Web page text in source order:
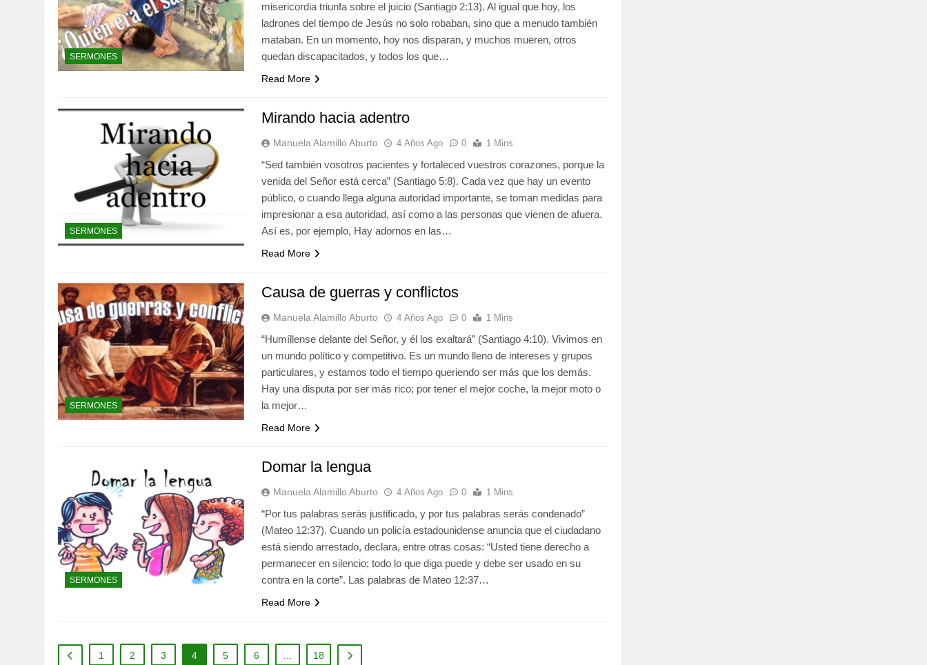
SERMONES
misericordia triunfa sobre el juicio (Santiago 2:13). Al igual que hoy, los
ladrones del tiempo de Jesús no solo robaban, sino que a menudo también
mataban. En un momento, hoy nos disparan, y muchos mueren, otros
quedan discapacitados, y todos los que…
Read More
SERMONES
Mirando hacia adentro
Manuela Alamillo Aburto 4 Años Ago 0 1 Mins
“Sed también vosotros pacientes y fortaleced vuestros corazones, porque la
venida del Señor está cerca” (Santiago 5:8). Cada vez que hay un evento
público, o cuando llega alguna autoridad importante, se toman medidas para
impresionar a esa autoridad, así como a las personas que vienen de afuera.
Así es, por ejemplo, Hay adornos en las…
Read More
SERMONES
Causa de guerras y conflictos
Manuela Alamillo Aburto 4 Años Ago 0 1 Mins
“Humíllense delante del Señor, y él los exaltará” (Santiago 4:10). Vivimos en
un mundo político y competitivo. Es un mundo lleno de intereses y grupos
particulares, y estamos todo el tiempo queriendo ser más que los demás.
Hay una disputa por ser más rico; por tener el mejor coche, la mejor moto o
la mejor…
Read More
SERMONES
Domar la lengua
Manuela Alamillo Aburto 4 Años Ago 0 1 Mins
“Por tus palabras serás justificado, y por tus palabras serás condenado”
(Mateo 12:37). Cuando un policía estadounidense anuncia que el ciudadano
está siendo arrestado, declara, entre otras cosas: “Usted tiene derecho a
permanecer en silencio; todo lo que diga puede y debe ser usado en su
contra en la corte”. Las palabras de Mateo 12:37…
Read More
1 2 3 4 5 6 18